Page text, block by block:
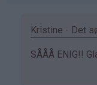
Kristine - Det
Som
SÅÅÅ ENIG!!